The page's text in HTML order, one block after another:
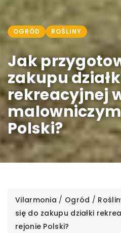
OGRÓD ROŚLINY
Jak
zakupu
rekreacyjnej
Polski?
Vilarmonia / Ogród /
się do zakupu działki
rejonie Polski?